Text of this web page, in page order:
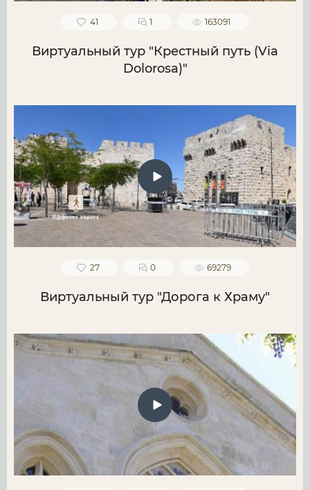
41 1 163091
Виртуальный тур "Крестный путь (Via
Dolorosa)"
27 0 69279
Виртуальный тур "Дорога к Храму"